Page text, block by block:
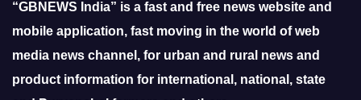
“GBNEWS India” is a fast and free news website and
mobile application, fast moving in the world of web
media news channel, for urban and rural news and
product information for international, national, state